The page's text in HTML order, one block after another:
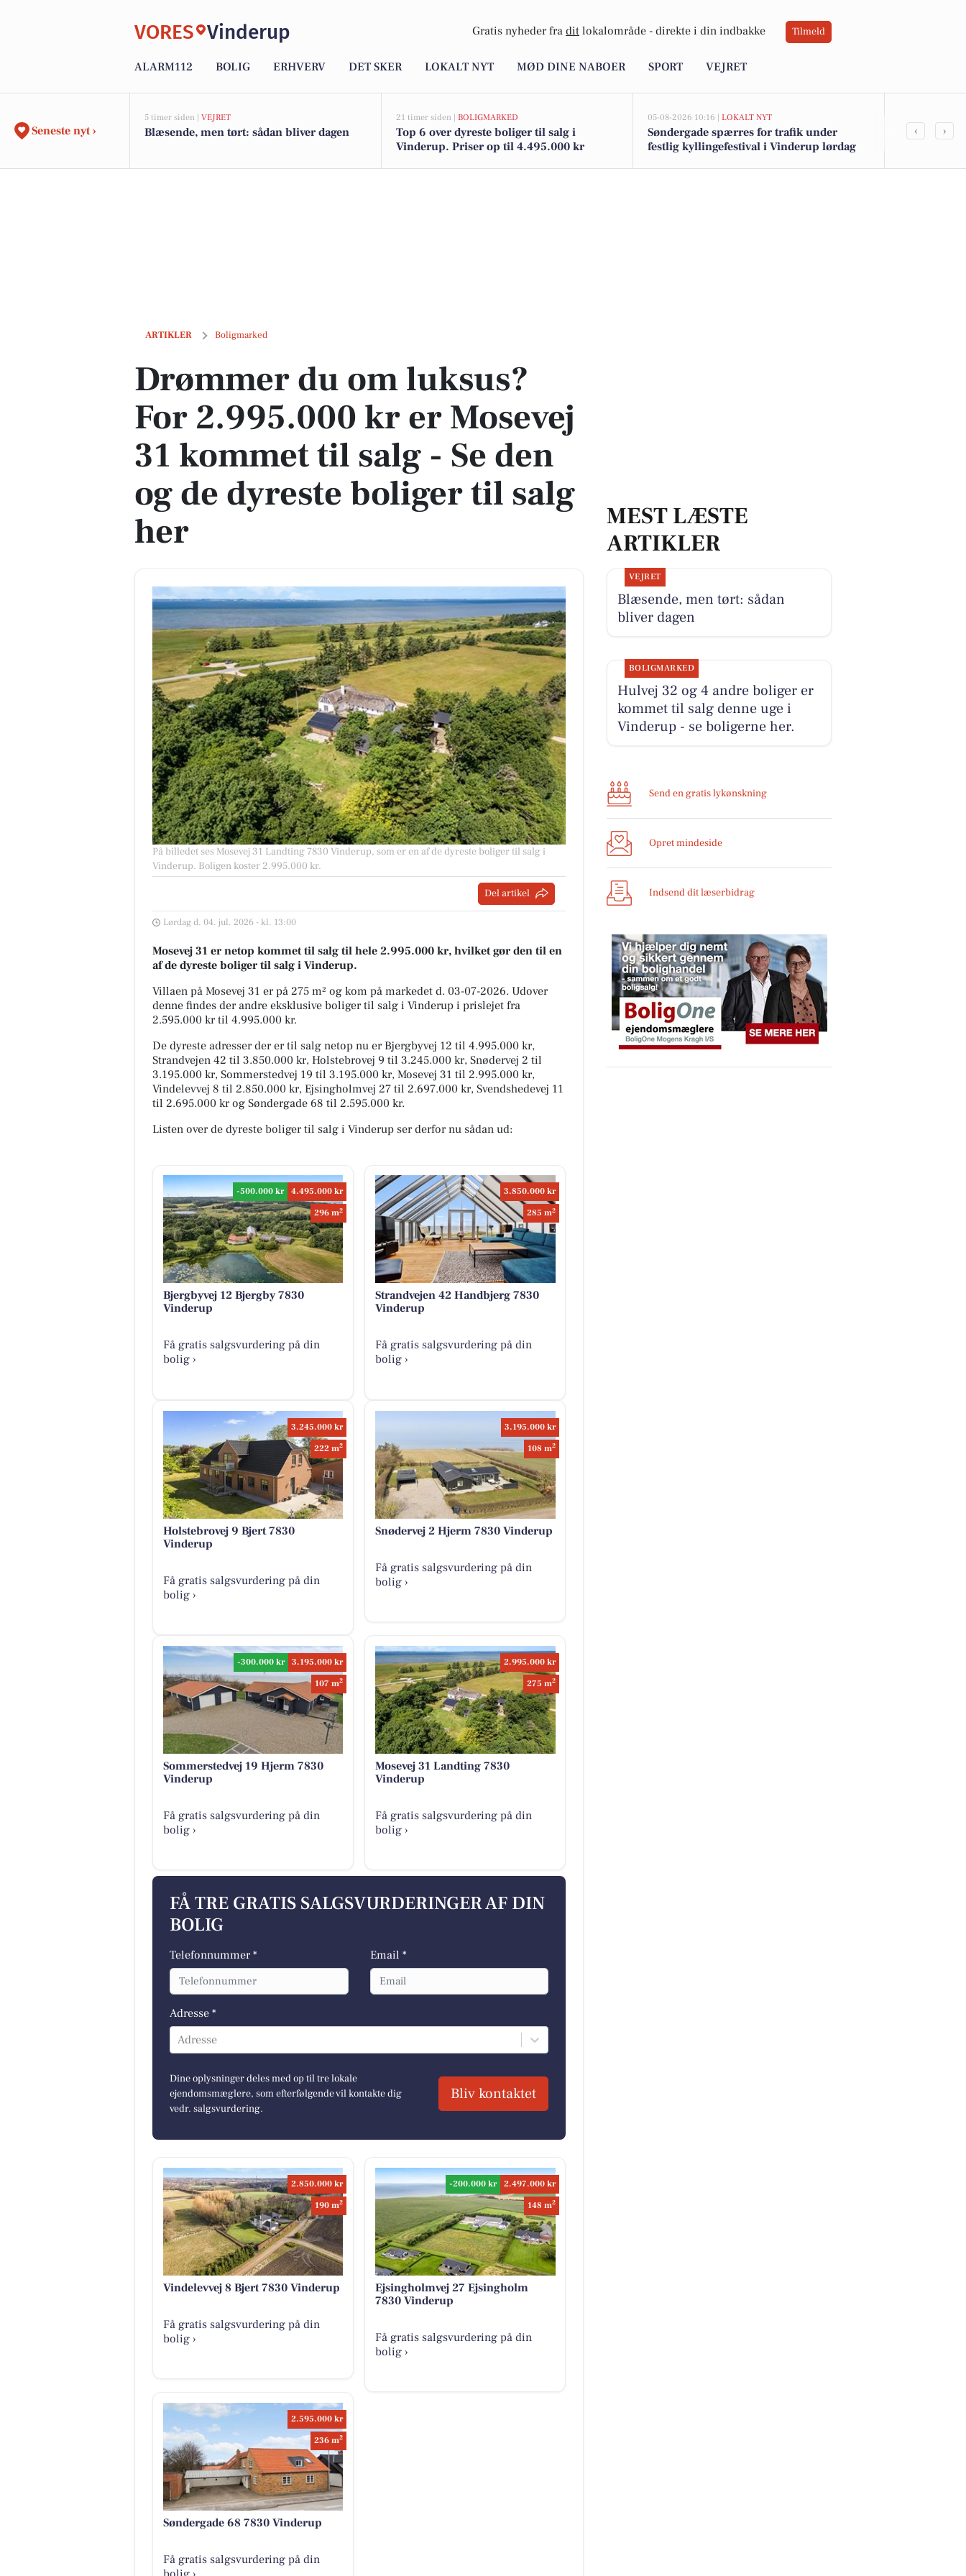
VORES Vinderup Gratis nyheder fra dit lokalområde - direkte i din indbakke Tilmeld
ALARM112 BOLIG ERHVERV DET SKER LOKALT NYT MØD DINE NABOER SPORT VEJRET
Seneste nyt ›
5 timer siden | VEJRET
Blæsende, men tørt: sådan bliver dagen
21 timer siden | BOLIGMARKED
Top 6 over dyreste boliger til salg i
Vinderup. Priser op til 4.495.000 kr
05-08-2026 10:16 | LOKALT NYT
Søndergade spærres for trafik under
festlig kyllingefestival i Vinderup lørdag
Grøn
‹ ›
ARTIKLER Boligmarked
Drømmer du om luksus? For 2.995.000 kr er Mosevej 31 kommet til salg - Se den og de dyreste boliger til salg her
Drømmer du om luksus?
For 2.995.000 kr er Mosevej
31 kommet til salg - Se den
og de dyreste boliger til salg
her
På billedet ses Mosevej 31 Landting 7830 Vinderup, som er en af de dyreste boliger til salg i
Vinderup. Boligen koster 2.995.000 kr.
Del artikel
Lørdag d. 04. jul. 2026 - kl. 13:00
Mosevej 31 er netop kommet til salg til hele 2.995.000 kr, hvilket gør den til en
af de dyreste boliger til salg i Vinderup.
Villaen på Mosevej 31 er på 275 m² og kom på markedet d. 03-07-2026. Udover
denne findes der andre eksklusive boliger til salg i Vinderup i prislejet fra
2.595.000 kr til 4.995.000 kr.
De dyreste adresser der er til salg netop nu er Bjergbyvej 12 til 4.995.000 kr,
Strandvejen 42 til 3.850.000 kr, Holstebrovej 9 til 3.245.000 kr, Snødervej 2 til
3.195.000 kr, Sommerstedvej 19 til 3.195.000 kr, Mosevej 31 til 2.995.000 kr,
Vindelevvej 8 til 2.850.000 kr, Ejsingholmvej 27 til 2.697.000 kr, Svendshedevej 11
til 2.695.000 kr og Søndergade 68 til 2.595.000 kr.
Listen over de dyreste boliger til salg i Vinderup ser derfor nu sådan ud:
-500.000 kr
4.495.000 kr
296 m2
Bjergbyvej 12 Bjergby 7830
Vinderup
Få gratis salgsvurdering på din
bolig ›
3.850.000 kr
285 m2
Strandvejen 42 Handbjerg 7830
Vinderup
Få gratis salgsvurdering på din
bolig ›
3.245.000 kr
222 m2
Holstebrovej 9 Bjert 7830
Vinderup
Få gratis salgsvurdering på din
bolig ›
3.195.000 kr
108 m2
Snødervej 2 Hjerm 7830 Vinderup
Få gratis salgsvurdering på din
bolig ›
-300.000 kr
3.195.000 kr
107 m2
Sommerstedvej 19 Hjerm 7830
Vinderup
Få gratis salgsvurdering på din
bolig ›
2.995.000 kr
275 m2
Mosevej 31 Landting 7830
Vinderup
Få gratis salgsvurdering på din
bolig ›
FÅ TRE GRATIS SALGSVURDERINGER AF DIN
BOLIG
Telefonnummer * Email *
Adresse *
Adresse
Dine oplysninger deles med op til tre lokale
ejendomsmæglere, som efterfølgende vil kontakte dig
vedr. salgsvurdering.
Bliv kontaktet
2.850.000 kr
190 m2
Vindelevvej 8 Bjert 7830 Vinderup
Få gratis salgsvurdering på din
bolig ›
-200.000 kr
2.497.000 kr
148 m2
Ejsingholmvej 27 Ejsingholm
7830 Vinderup
Få gratis salgsvurdering på din
bolig ›
2.595.000 kr
236 m2
Søndergade 68 7830 Vinderup
Få gratis salgsvurdering på din
MEST LÆSTE
ARTIKLER
VEJRET
Blæsende, men tørt: sådan
bliver dagen
BOLIGMARKED
Hulvej 32 og 4 andre boliger er
kommet til salg denne uge i
Vinderup - se boligerne her.
Send en gratis lykønskning
Opret mindeside
Indsend dit læserbidrag